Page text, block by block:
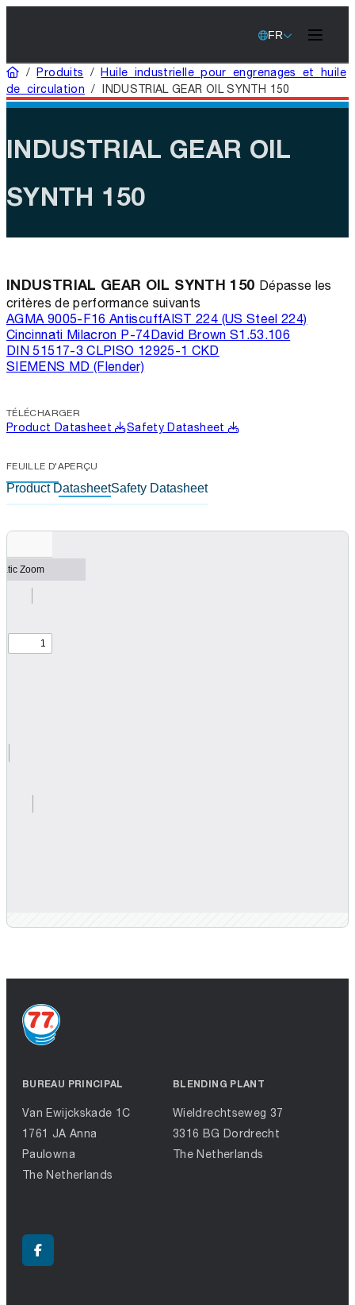
FR
Domicile
/Produits /Huile industrielle pour engrenages et huile
de circulation /INDUSTRIAL GEAR OIL SYNTH 150
INDUSTRIAL GEAR OIL
SYNTH 150
INDUSTRIAL GEAR OIL SYNTH 150 Dépasse les
critères de performance suivants
AGMA 9005-F16 AntiscuffAIST 224 (US Steel 224)
Cincinnati Milacron P-74David Brown S1.53.106
DIN 51517-3 CLPISO 12925-1 CKD
SIEMENS MD (Flender)
TÉLÉCHARGER
Product Datasheet Safety Datasheet
FEUILLE D'APERÇU
Product DatasheetSafety Datasheet
BUREAU PRINCIPAL
Van Ewijckskade 1C
1761 JA Anna
Paulowna
The Netherlands
BLENDING PLANT
Wieldrechtseweg 37
3316 BG Dordrecht
The Netherlands